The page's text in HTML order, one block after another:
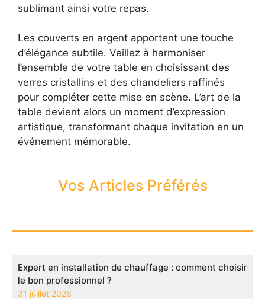
sublimant ainsi votre repas.
Les couverts en argent apportent une touche
d’élégance subtile. Veillez à harmoniser
l’ensemble de votre table en choisissant des
verres cristallins et des chandeliers raffinés
pour compléter cette mise en scène. L’art de la
table devient alors un moment d’expression
artistique, transformant chaque invitation en un
événement mémorable.
Vos Articles Préférés
Expert en installation de chauffage : comment choisir
le bon professionnel ?
31 juillet 2026